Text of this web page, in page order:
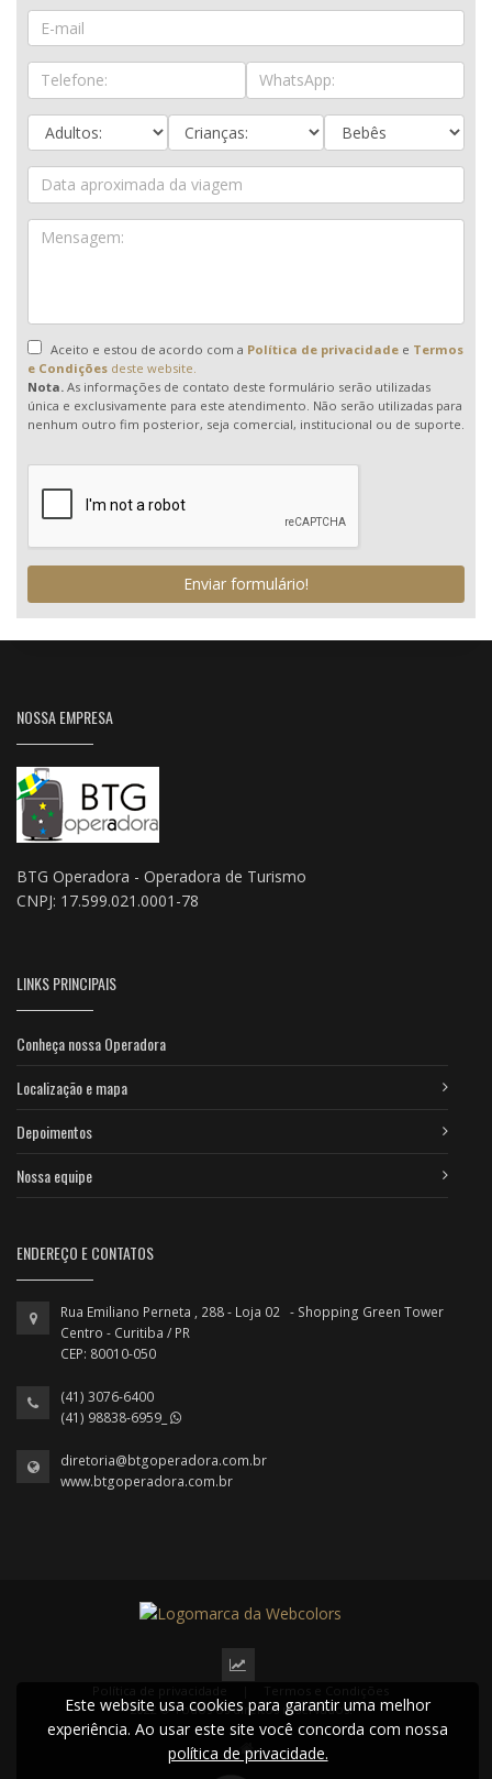
Aceito e estou de acordo com a Política de privacidadee Termos
e Condições deste website.
Nota. As informações de contato deste formulário serão utilizadas
única e exclusivamente para este atendimento. Não serão utilizadas para
nenhum outro fim posterior, seja comercial, institucional ou de suporte.
Enviar formulário!
NOSSA EMPRESA
BTG Operadora - Operadora de Turismo
CNPJ: 17.599.021.0001-78
LINKS PRINCIPAIS
Conheça nossa Operadora
Localização e mapa
Depoimentos
Nossa equipe
ENDEREÇO E CONTATOS
Rua Emiliano Perneta , 288 - Loja 02 - Shopping Green Tower
Centro - Curitiba / PR
CEP: 80010-050
(41) 3076-6400
(41) 98838-6959_
diretoria@btgoperadora.com.br
www.btgoperadora.com.br
2022 © Todos os direitos reservados.
Este website usa cookies para garantir uma melhor
experiência. Ao usar este site você concorda com nossa
política de privacidade.